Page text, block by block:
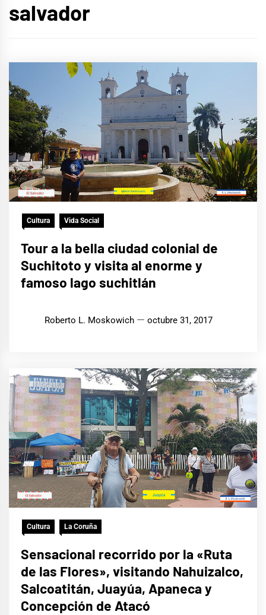
salvador
Cultura Vida Social
Tour a la bella ciudad colonial de
Suchitoto y visita al enorme y
famoso lago suchitlán
Roberto L. Moskowich octubre 31, 2017
Cultura La Coruña
Sensacional recorrido por la «Ruta
de las Flores», visitando Nahuizalco,
Salcoatitán, Juayúa, Apaneca y
Concepción de Atacó